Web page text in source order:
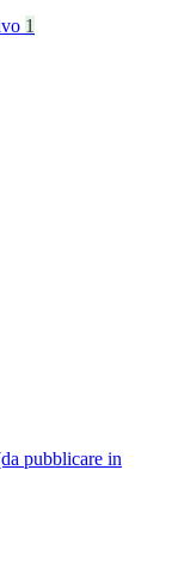
1
pubblicare in